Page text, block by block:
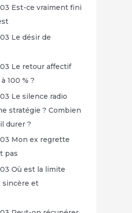
Est-ce vraiment fini
Le désir de
Le retour affectif
100 % ?
Le silence radio
stratégie ? Combien
durer ?
Mon ex regrette
pas
Où est la limite
sincère et